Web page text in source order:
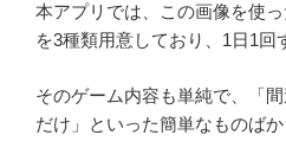
本アプリでは、この画像を使
を3種類用意しており、1日1回
そのゲーム内容も単純で、「
だけ」といった簡単なものばか